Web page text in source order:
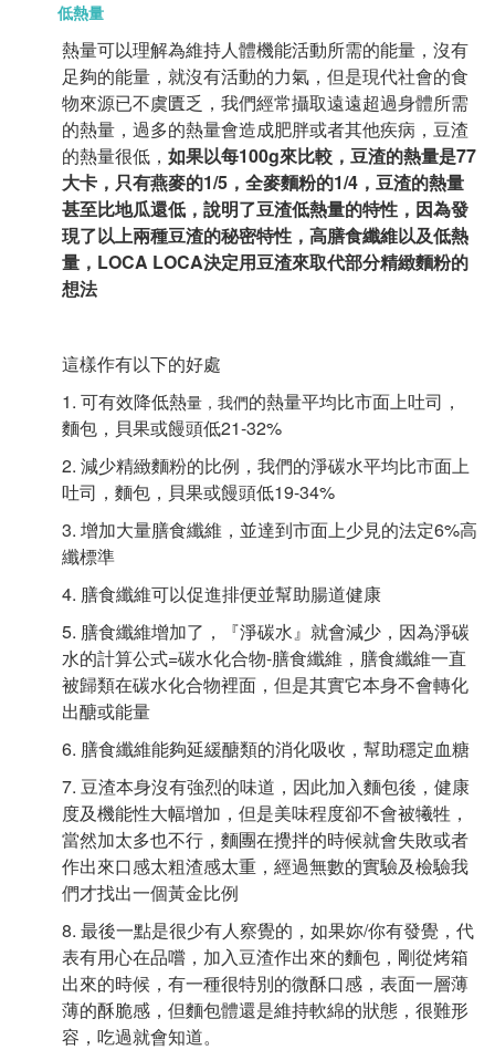
低熱量
熱量可以理解為維持人體機能活動所需的能量，沒有
足夠的能量，就沒有活動的力氣，但是現代社會的食
物來源已不虞匱乏，我們經常攝取遠遠超過身體所需
的熱量，過多的熱量會造成肥胖或者其他疾病，豆渣
的熱量很低， 如果以每100g來比較，豆渣的熱量是77
大卡，只有燕麥的1/5，全麥麵粉的1/4，豆渣的熱量
甚至比地瓜還低，說明了豆渣低熱量的特性，因為發
現了以上兩種豆渣的秘密特性，高膳食纖維以及低熱
量，LOCA LOCA決定用豆渣來取代部分精緻麵粉的
想法
這樣作有以下的好處
1. 可有效降低熱量，我們的熱量平均比市面上吐司，
麵包，貝果或饅頭低21-32%
2. 減少精緻麵粉的比例，我們的淨碳水平均比市面上
吐司，麵包，貝果或饅頭低19-34%
3. 增加大量膳食纖維，並達到市面上少見的法定6%高
纖標準
4. 膳食纖維可以促進排便並幫助腸道健康
5. 膳食纖維增加了，『淨碳水』就會減少，因為淨碳
水的計算公式=碳水化合物-膳食纖維，膳食纖維一直
被歸類在碳水化合物裡面，但是其實它本身不會轉化
出醣或能量
6. 膳食纖維能夠延緩醣類的消化吸收，幫助穩定血糖
7. 豆渣本身沒有強烈的味道，因此加入麵包後，健康
度及機能性大幅增加，但是美味程度卻不會被犧牲，
當然加太多也不行，麵團在攪拌的時候就會失敗或者
作出來口感太粗渣感太重，經過無數的實驗及檢驗我
們才找出一個黃金比例
8. 最後一點是很少有人察覺的，如果妳/你有發覺，代
表有用心在品嚐，加入豆渣作出來的麵包，剛從烤箱
出來的時候，有一種很特別的微酥口感，表面一層薄
薄的酥脆感，但麵包體還是維持軟綿的狀態，很難形
容，吃過就會知道。